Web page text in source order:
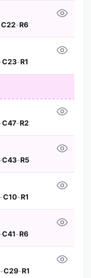
C22-R6
C23-R1
C47-R2
C43-R5
-C10-R1
C41-R6
-C29-R1